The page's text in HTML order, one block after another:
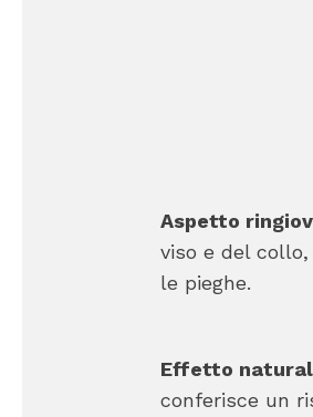
Aspetto
viso e del
le pieghe.
Effetto
conferisce un